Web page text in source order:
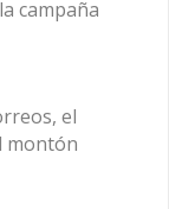
campaña
el
montón